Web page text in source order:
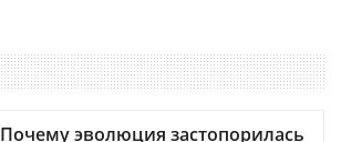
Почему эволюция застопорилась